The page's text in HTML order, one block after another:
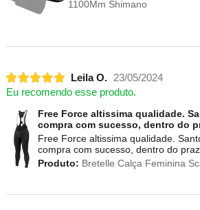
1100Mm Shimano
Leila O.
23/05/2024
Eu recomendo esse produto.
Free Force altissima qualidade.
compra com sucesso, dentro do
Free Force altissima qualidade.
compra com sucesso, dentro do
Produto: Bretelle Calça Feminina